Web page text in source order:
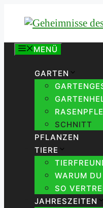
Inhalt
MENÜ
GARTEN
SCHNITT
PFLANZEN
TIERE
WARUM
SO
JAHRESZEITEN